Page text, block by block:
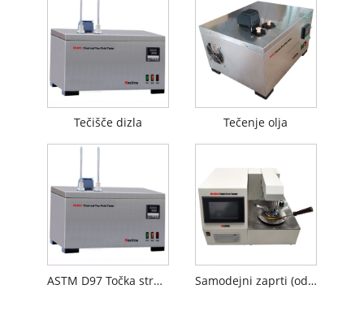
Tečišče dizla Tečenje olja
ASTM D97 Točka strditve Samodejni zaprti (odprti) tester plamenišča